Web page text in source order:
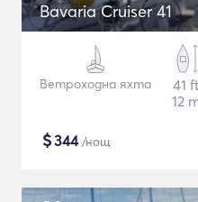
Bavaria Cruiser 41
Ветроходна яхта
41
12
$344/нощ